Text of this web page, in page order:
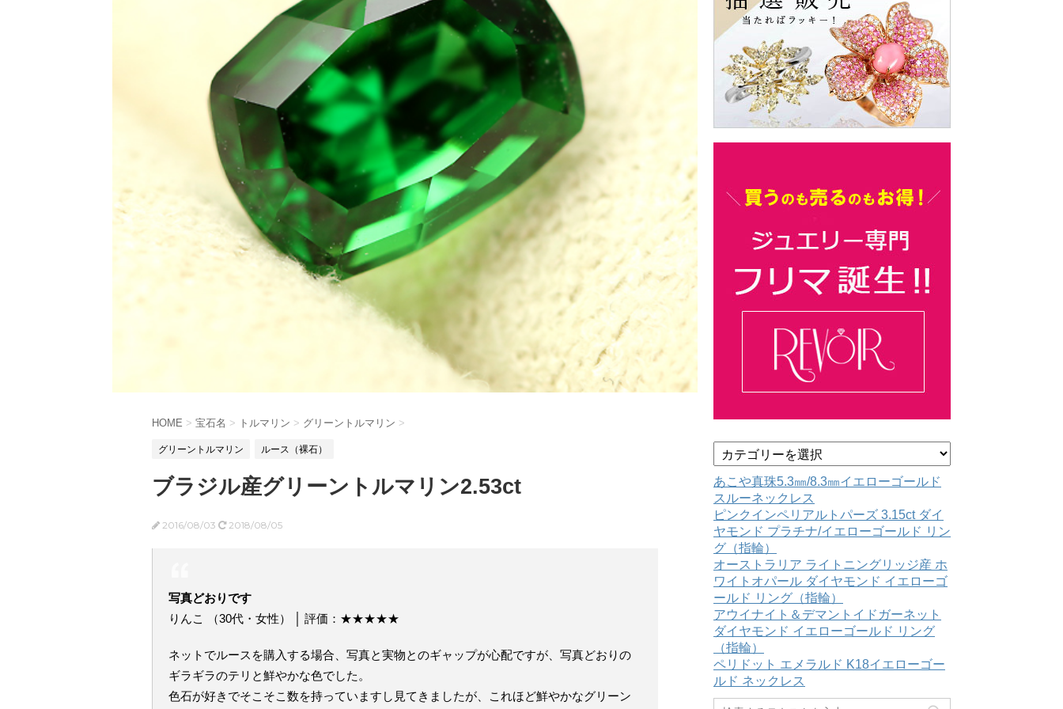
HOME > 宝石名 > トルマリン > グリーントルマリン >
グリーントルマリン ルース（裸石）
ブラジル産グリーントルマリン2.53ct
2016/08/03 2018/08/05
写真どおりです
りんこ （30代・女性） │ 評価：★★★★★
ネットでルースを購入する場合、写真と実物とのギャップが心配ですが、写真どおりの
ギラギラのテリと鮮やかな色でした。
色石が好きでそこそこ数を持っていますし見てきましたが、これほど鮮やかなグリーン
テ
ゴ
リ
ー
あこや真珠5.3㎜/8.3㎜イエローゴールド
スルーネックレス
ピンクインペリアルトパーズ 3.15ct ダイ
ヤモンド プラチナ/イエローゴールド リン
グ（指輪）
オーストラリア ライトニングリッジ産 ホ
ワイトオパール ダイヤモンド イエローゴ
ールド リング（指輪）
アウイナイト＆デマントイドガーネット
ダイヤモンド イエローゴールド リング
（指輪）
ペリドット エメラルド K18イエローゴー
ルド ネックレス